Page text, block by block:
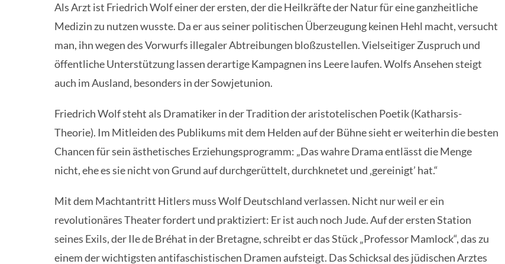
Als Arzt ist Friedrich Wolf einer der ersten, der die Heilkräfte der Natur für eine ganzheitliche
Medizin zu nutzen wusste. Da er aus seiner politischen Überzeugung keinen Hehl macht, versucht
man, ihn wegen des Vorwurfs illegaler Abtreibungen bloßzustellen. Vielseitiger Zuspruch und
öffentliche Unterstützung lassen derartige Kampagnen ins Leere laufen. Wolfs Ansehen steigt
auch im Ausland, besonders in der Sowjetunion.
Friedrich Wolf steht als Dramatiker in der Tradition der aristotelischen Poetik (Katharsis-
Theorie). Im Mitleiden des Publikums mit dem Helden auf der Bühne sieht er weiterhin die besten
Chancen für sein ästhetisches Erziehungsprogramm: „Das wahre Drama entlässt die Menge
nicht, ehe es sie nicht von Grund auf durchgerüttelt, durchknetet und ‚gereinigt’ hat.“
Mit dem Machtantritt Hitlers muss Wolf Deutschland verlassen. Nicht nur weil er ein
revolutionäres Theater fordert und praktiziert: Er ist auch noch Jude. Auf der ersten Station
seines Exils, der Ile de Bréhat in der Bretagne, schreibt er das Stück „Professor Mamlock“, das zu
einem der wichtigsten antifaschistischen Dramen aufsteigt. Das Schicksal des jüdischen Arztes